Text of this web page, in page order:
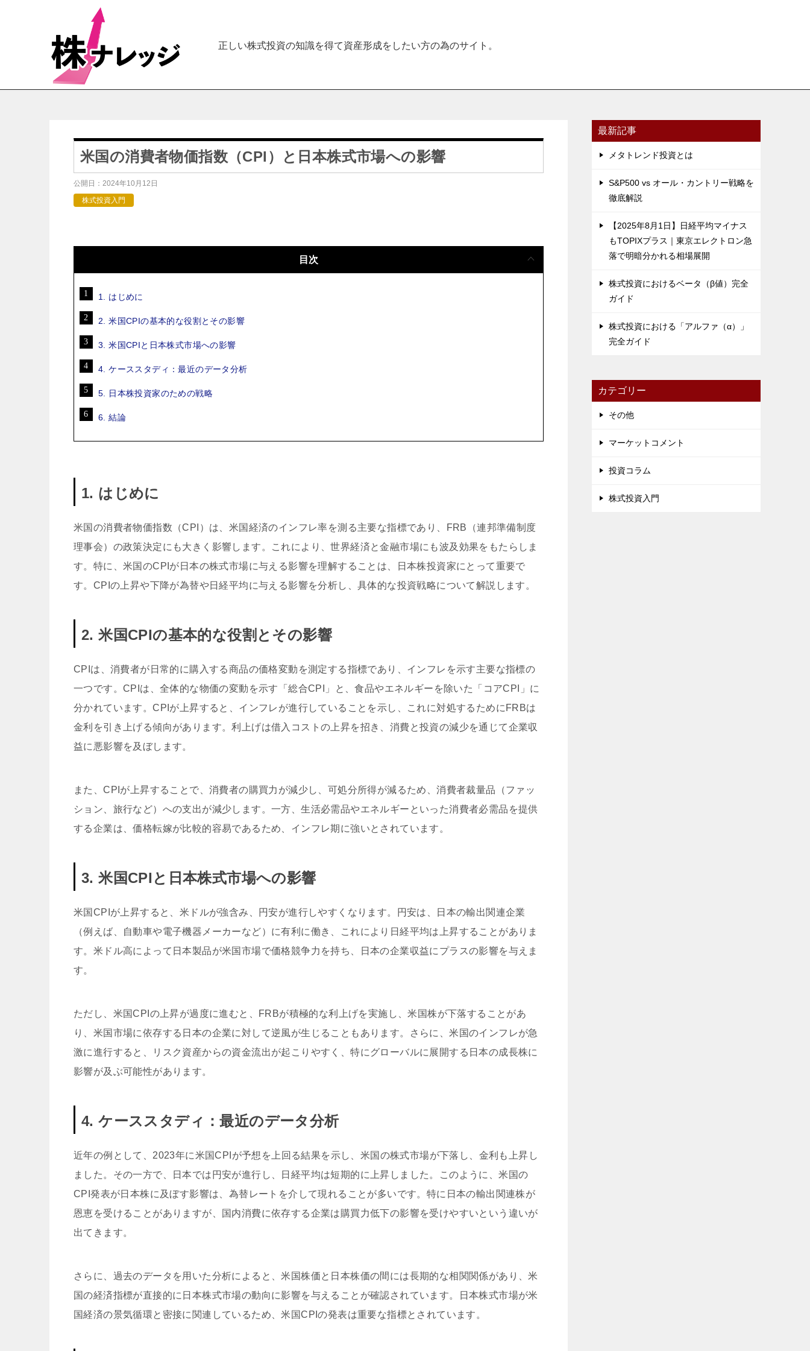
正しい株式投資の知識を得て資産形成をしたい方の為のサイト。
米国の消費者物価指数（CPI）と日本株式市場への影響
公開日： 2024年10月12日
株式投資入門
目次
1. はじめに
2. 米国CPIの基本的な役割とその影響
3. 米国CPIと日本株式市場への影響
4. ケーススタディ：最近のデータ分析
5. 日本株投資家のための戦略
6. 結論
1. はじめに
米国の消費者物価指数（CPI）は、米国経済のインフレ率を測る主要な指標であり、FRB（連邦準備制度
理事会）の政策決定にも大きく影響します。これにより、世界経済と金融市場にも波及効果をもたらしま
す。特に、米国のCPIが日本の株式市場に与える影響を理解することは、日本株投資家にとって重要で
す。CPIの上昇や下降が為替や日経平均に与える影響を分析し、具体的な投資戦略について解説します。
2. 米国CPIの基本的な役割とその影響
CPIは、消費者が日常的に購入する商品の価格変動を測定する指標であり、インフレを示す主要な指標の
一つです。CPIは、全体的な物価の変動を示す「総合CPI」と、食品やエネルギーを除いた「コアCPI」に
分かれています。CPIが上昇すると、インフレが進行していることを示し、これに対処するためにFRBは
金利を引き上げる傾向があります。利上げは借入コストの上昇を招き、消費と投資の減少を通じて企業収
益に悪影響を及ぼします。
また、CPIが上昇することで、消費者の購買力が減少し、可処分所得が減るため、消費者裁量品（ファッ
ション、旅行など）への支出が減少します。一方、生活必需品やエネルギーといった消費者必需品を提供
する企業は、価格転嫁が比較的容易であるため、インフレ期に強いとされています。
3. 米国CPIと日本株式市場への影響
米国CPIが上昇すると、米ドルが強含み、円安が進行しやすくなります。円安は、日本の輸出関連企業
（例えば、自動車や電子機器メーカーなど）に有利に働き、これにより日経平均は上昇することがありま
す。米ドル高によって日本製品が米国市場で価格競争力を持ち、日本の企業収益にプラスの影響を与えま
す。
ただし、米国CPIの上昇が過度に進むと、FRBが積極的な利上げを実施し、米国株が下落することがあ
り、米国市場に依存する日本の企業に対して逆風が生じることもあります。さらに、米国のインフレが急
激に進行すると、リスク資産からの資金流出が起こりやすく、特にグローバルに展開する日本の成長株に
影響が及ぶ可能性があります。
4. ケーススタディ：最近のデータ分析
近年の例として、2023年に米国CPIが予想を上回る結果を示し、米国の株式市場が下落し、金利も上昇し
ました。その一方で、日本では円安が進行し、日経平均は短期的に上昇しました。このように、米国の
CPI発表が日本株に及ぼす影響は、為替レートを介して現れることが多いです。特に日本の輸出関連株が
恩恵を受けることがありますが、国内消費に依存する企業は購買力低下の影響を受けやすいという違いが
出てきます。
さらに、過去のデータを用いた分析によると、米国株価と日本株価の間には長期的な相関関係があり、米
国の経済指標が直接的に日本株式市場の動向に影響を与えることが確認されています。日本株式市場が米
国経済の景気循環と密接に関連しているため、米国CPIの発表は重要な指標とされています。
最新記事
メタトレンド投資とは
S&P500 vs オール・カントリー戦略を
徹底解説
【2025年8月1日】日経平均マイナス
もTOPIXプラス｜東京エレクトロン急
落で明暗分かれる相場展開
株式投資におけるベータ（β値）完全
ガイド
株式投資における「アルファ（α）」
完全ガイド
カテゴリー
その他
マーケットコメント
投資コラム
株式投資入門